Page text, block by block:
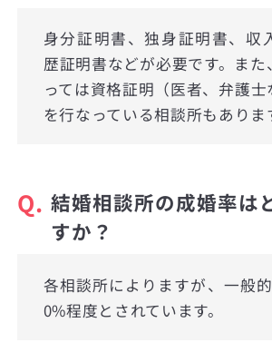
身分証明書、独身証明書、収
歴証明書などが必要です。また
っては資格証明（医者、弁護士
を行なっている相談所もありま
Q. 結婚相談所の成婚率は
すか？
各相談所によりますが、一般
0%程度とされています。